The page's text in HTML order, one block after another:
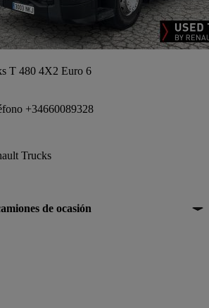
T 480 4X2 Euro 6
+34660089328
Trucks
de ocasión
Categorías de camiones de ocasión